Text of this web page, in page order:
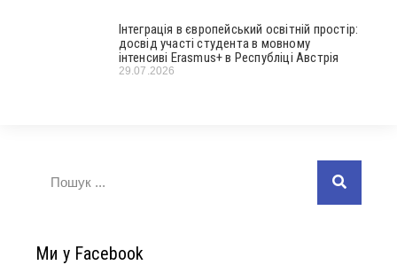
Інтеграція в європейський освітній простір:
досвід участі студента в мовному
інтенсиві Erasmus+ в Республіці Австрія
29.07.2026
Ми у Facebook